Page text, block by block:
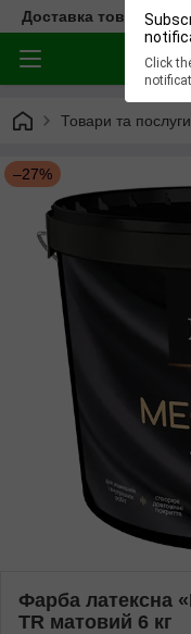
Click
Доставка товара по
Товари та послуги
–27%
Фарба латексна
TR матовий 6 кг